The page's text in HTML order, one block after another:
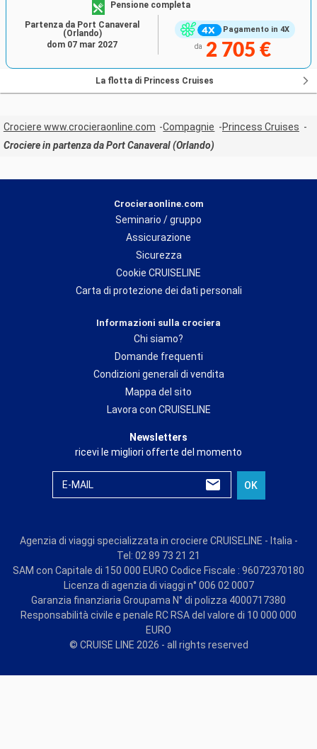
Pagamento in 4X
Pensione completa
da 2 705 €
Partenza da Port Canaveral
(Orlando)
dom 07 mar 2027
La flotta di Princess Cruises
Crociere www.crocieraonline.com Compagnie
Princess Cruises
Crociere in partenza da Port Canaveral (Orlando)
Crocieraonline.com
Seminario / gruppo
Assicurazione
Sicurezza
Cookie CRUISELINE
Carta di protezione dei dati personali
Informazioni sulla crociera
Chi siamo?
Domande frequenti
Condizioni generali di vendita
Mappa del sito
Lavora con CRUISELINE
Newsletters
ricevi le migliori offerte del momento
E-MAIL OK
Agenzia di viaggi specializzata in crociere CRUISELINE - Italia -
Tel: 02 89 73 21 21
SAM con Capitale di 150 000 EURO Codice Fiscale : 96072370180
Licenza di agenzia di viaggi n° 006 02 0007
Garanzia finanziaria Groupama N° di polizza 4000717380
Responsabilità civile e penale RC RSA del valore di 10 000 000
EURO
© CRUISE LINE 2026 - all rights reserved